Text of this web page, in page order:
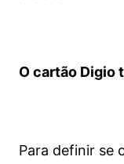
O cartão Digio
Para definir se